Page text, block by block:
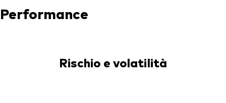
Performance
Rischio e volatilità